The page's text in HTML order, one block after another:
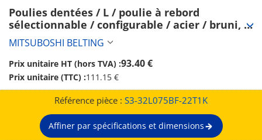
Poulies dentées / L / poulie à rebord
sélectionnable / configurable / acier / bruni,
nickelé chimiquement / L075 (S3-32L075BF-
22T1K)
MITSUBOSHI BELTING
Prix unitaire HT (hors TVA) :93.40 €
Prix unitaire (TTC) :111.15 €
Référence pièce : S3-32L075BF-22T1K
Affiner par spécifications et dimensions